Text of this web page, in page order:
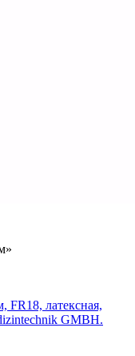
FR18, латексная,
GMBH.